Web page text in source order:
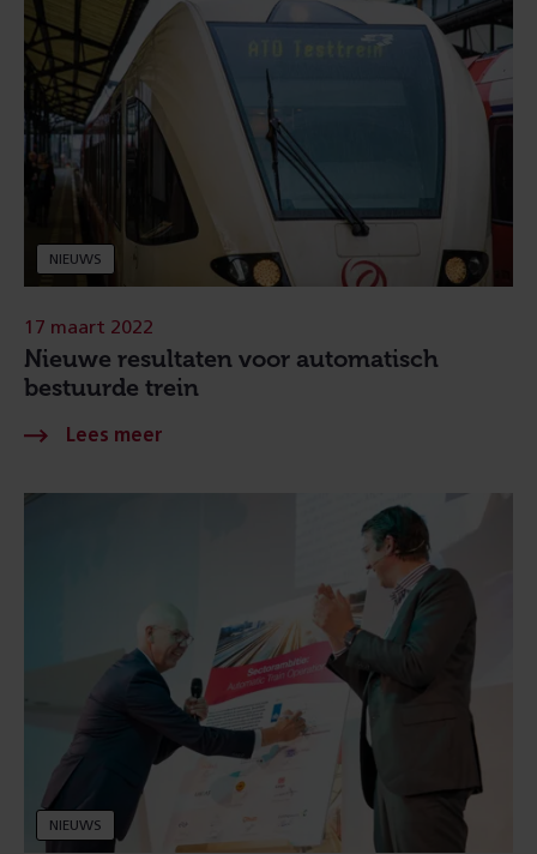
NIEUWS
Nieuwe resultaten voor automatisch
bestuurde trein
17 maart 2022
NIEUWS